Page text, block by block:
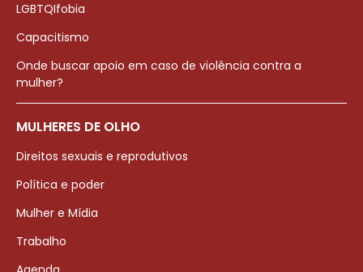
LGBTQIfobia
Capacitismo
Onde buscar apoio em caso de violência contra a
mulher?
MULHERES DE OLHO
Direitos sexuais e reprodutivos
Política e poder
Mulher e Mídia
Trabalho